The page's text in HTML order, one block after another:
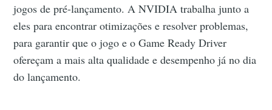
jogos de pré-lançamento. A NVIDIA trabalha junto a
eles para encontrar otimizações e resolver problemas,
para garantir que o jogo e o Game Ready Driver
ofereçam a mais alta qualidade e desempenho já no dia
do lançamento.